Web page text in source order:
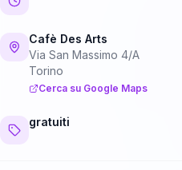
Cafè Des Arts
Via San Massimo 4/A
Torino
Cerca su Google Maps
gratuiti